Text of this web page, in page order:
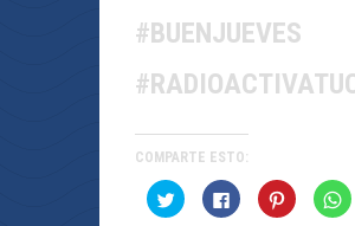
#BUENJUEVES
COMPARTE ESTO:
Haz
clic
Haz
clic
Haz
clic clic